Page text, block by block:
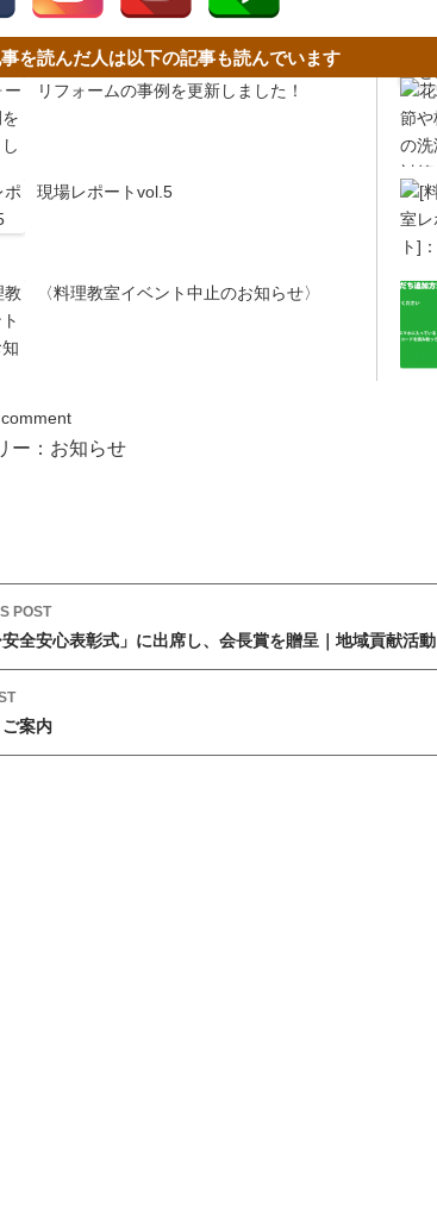
を読んだ人は以下の記事も読んでいます
リフォームの事例を更新しました！
現場レポートvol.5
〈料理教室イベント中止のお知らせ〉
ー： お知らせ
POST
安全安心表彰式」に出席し、会長賞を贈呈｜地域貢献活動
案内